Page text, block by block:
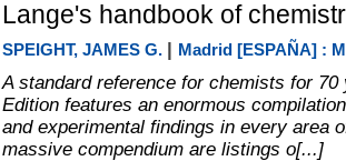
Lange's handbook of
SPEIGHT, JAMES G. | Madrid [ESPAÑA] :
A standard reference for chemists for
Edition features an enormous
and experimental findings in every area
massive compendium are listings o[...]